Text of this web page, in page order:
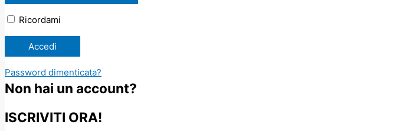
Ricordami
Password dimenticata?
Non hai un account?
ISCRIVITI ORA!